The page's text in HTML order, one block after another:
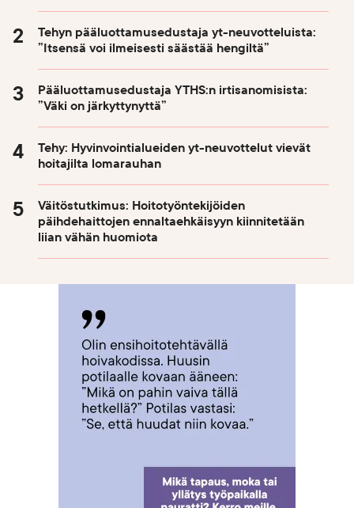
Tehyn pääluottamusedustaja yt-neuvotteluista:
”Itsensä voi ilmeisesti säästää hengiltä”
Pääluottamusedustaja YTHS:n irtisanomisista:
”Väki on järkyttynyttä”
Tehy: Hyvinvointialueiden yt-neuvottelut vievät
hoitajilta lomarauhan
Väitöstutkimus: Hoitotyöntekijöiden
päihdehaittojen ennaltaehkäisyyn kiinnitetään
liian vähän huomiota